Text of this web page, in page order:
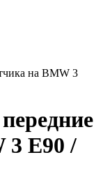
на BMW 3
3 E90 /